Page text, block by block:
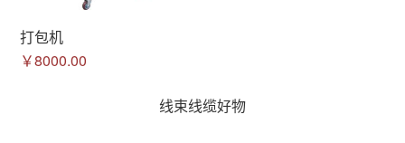
打包机
￥8000.00
线束线缆好物